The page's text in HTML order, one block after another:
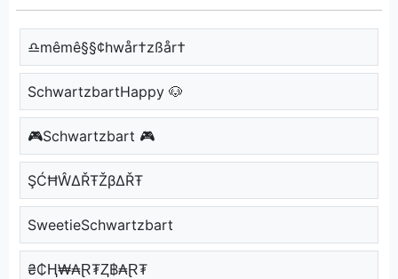
♎mêmê§§¢hwår†zßår†
SchwartzbartHappy 🐶
🎮Schwartzbart 🎮
ŞĆĦŴΔŘŦŽβΔŘŦ
SweetieSchwartzbart
₴₵Ⱨ₩₳Ɽ₮Ⱬ฿₳Ɽ₮